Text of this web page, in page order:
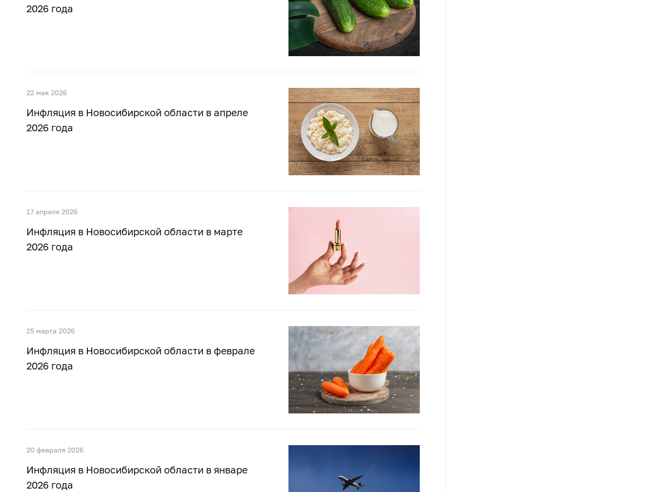
2026 года
22 мая 2026
Инфляция в Новосибирской области в апреле
2026 года
17 апреля 2026
Инфляция в Новосибирской области в марте
2026 года
25 марта 2026
Инфляция в Новосибирской области в феврале
2026 года
20 февраля 2026
Инфляция в Новосибирской области в январе
2026 года